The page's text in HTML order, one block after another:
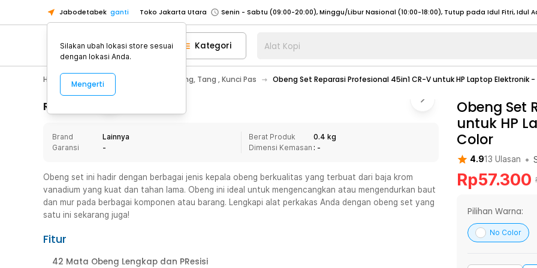
Jabodetabek ganti Toko Jakarta Utara
Toko Tangerang
Toko Cikupa
Pick n Go Jakarta Barat
Senin - Jumat (07:00 - 20:00), Sabtu - Minggu (08:00 - 20:00), Tutup pada Idul Fitri
Pick n Go Bekasi
Senin - Jumat (08:00 - 20:00), Sabtu - Minggu/ Libur Nasional (08:00 - 17:00) Selengkapnya
Senin - Jumat (08:00 - 20:00), Sabtu - Minggu/ Libur Nasional (08:00 - 17:00) Selengkapnya
Senin - Sabtu (09:00-20:00), Minggu/Libur Nasional (12:00-20:00), Tutup pada Idul Fitri
Senin - Sabtu (09:00-20:00), Minggu/Libur Nasional (12:00-20:00), Tutup pada Idul Fitri
Toko Tangerang
Toko Cikupa
Pick n Go Jakarta Barat
Senin - Jumat (07:00 - 20:00), Sabtu - Minggu (08:00 - 20:00), Tutup pada Idul Fitri
Senin - Jumat (08:00 - 20:00), Sabtu - Minggu/ Libur Nasional (08:00 - 17:00) Selengkapnya
Kategori Alat Kopi
Home Appliance Obeng, Tang , Kunci Pas Obeng Set Reparasi Profesional 45in1 CR-V untuk HP Laptop Elektronik -
Rincian Produk
Brand
Lainnya
Garansi
-
Berat Produk
0.4 kg
Dimensi Kemasan : -
Obeng set ini hadir dengan berbagai jenis kepala obeng berkualitas yang terbuat dari baja krom
vanadium yang kuat dan tahan lama. Obeng ini ideal untuk mengencangkan atau mengendurkan baut
dan mur pada berbagai komponen atau barang. Lengkapi alat perkakas Anda dengan obeng set yang
satu ini sekarang juga!
Fitur
42 Mata Obeng Lengkap dan PResisi
Obeng Set
untuk HP
Color
4.913 Ulasan •
Rp57.300
Pilihan Warna:
No Color
Silakan ubah lokasi store sesuai
dengan lokasi Anda.
Mengerti